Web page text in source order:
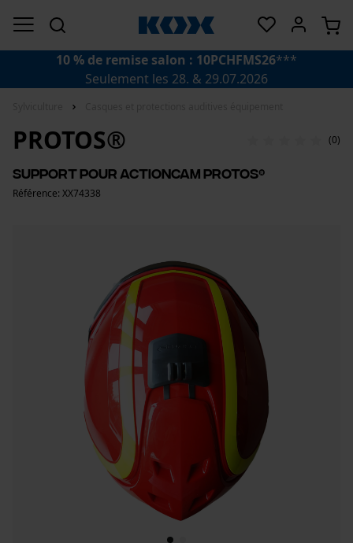
10 % de remise salon : 10PCHFMS26***
Seulement les 28. & 29.07.2026
PROTOS® (0)
Support pour Actioncam PROTOS®
Référence: XX74338